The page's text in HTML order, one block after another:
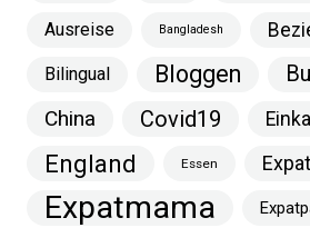
Ausreise Bangladesh
Bilingual Bloggen
China
Covid19
England Essen
Expatmama